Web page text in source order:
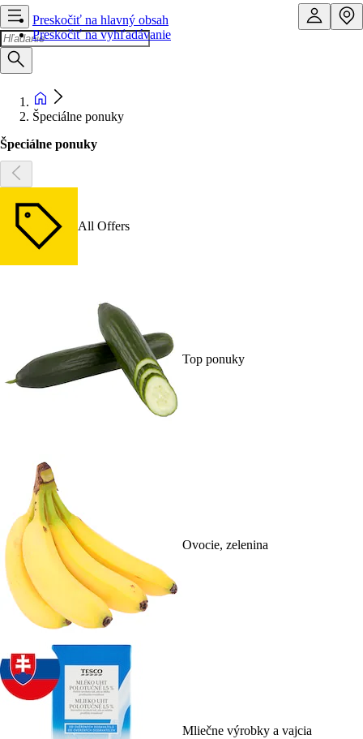
Preskočiť na hlavný obsah
Preskočiť na vyhľadávanie
Špeciálne ponuky
Špeciálne ponuky
All Offers
Top ponuky
Ovocie, zelenina
Mliečne výrobky a vajcia